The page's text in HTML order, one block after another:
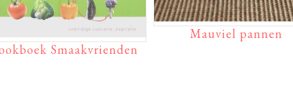
Smaakvrienden
Mauviel pannen